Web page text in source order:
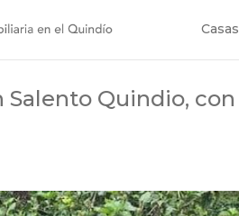
Casas
Salento Quindio,